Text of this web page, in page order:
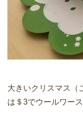
大きいクリスマス（
は＄3でウールワー